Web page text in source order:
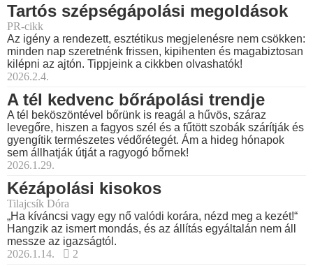
Tartós szépségápolási megoldások
PR-cikk
Az igény a rendezett, esztétikus megjelenésre nem csökken:
minden nap szeretnénk frissen, kipihenten és magabiztosan
kilépni az ajtón. Tippjeink a cikkben olvashatók!
2026.2.4.
A tél kedvenc bőrápolási trendje
A tél beköszöntével bőrünk is reagál a hűvös, száraz
levegőre, hiszen a fagyos szél és a fűtött szobák szárítják és
gyengítik természetes védőrétegét. Ám a hideg hónapok
sem állhatják útját a ragyogó bőrnek!
2026.1.29.
Kézápolási kisokos
Tilajcsík Dóra
„Ha kíváncsi vagy egy nő valódi korára, nézd meg a kezét!“
Hangzik az ismert mondás, és az állítás egyáltalán nem áll
messze az igazságtól.
2026.1.14.
2